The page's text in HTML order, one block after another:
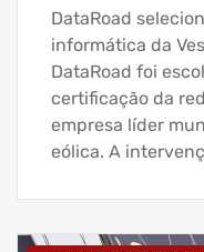
DataRoad
informática da
DataRoad foi
certificação da
empresa líder
eólica. A